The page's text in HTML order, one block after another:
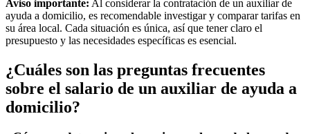
Aviso importante: Al considerar la contratación de un auxiliar de
ayuda a domicilio, es recomendable investigar y comparar tarifas en
su área local. Cada situación es única, así que tener claro el
presupuesto y las necesidades específicas es esencial.
¿Cuáles son las preguntas frecuentes
sobre el salario de un auxiliar de ayuda a
domicilio?